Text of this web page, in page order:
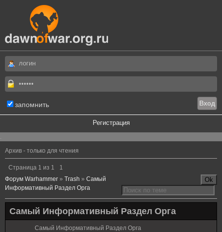
запомнить
Регистрация
.
Архив - только для чтения
Страница 1 из 1
1
Форум Warhammer » Trash » Самый
Информативный Раздел Орга
Самый Информативный Раздел Орга
Самый Информативный Раздел Орга